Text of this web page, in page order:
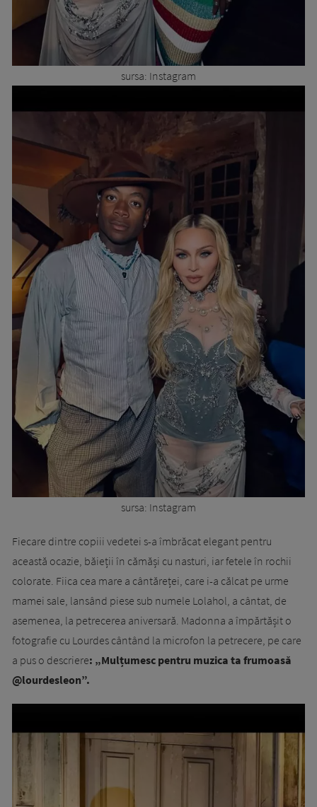
sursa: Instagram
sursa: Instagram
Fiecare dintre copiii vedetei s-a îmbrăcat elegant pentru
această ocazie, băieții în cămăși cu nasturi, iar fetele în rochii
colorate. Fiica cea mare a cântăreței, care i-a călcat pe urme
mamei sale, lansând piese sub numele Lolahol, a cântat, de
asemenea, la petrecerea aniversară. Madonna a împărtășit o
fotografie cu Lourdes cântând la microfon la petrecere, pe care
a pus o descriere: „Mulțumesc pentru muzica ta frumoasă
@lourdesleon”.